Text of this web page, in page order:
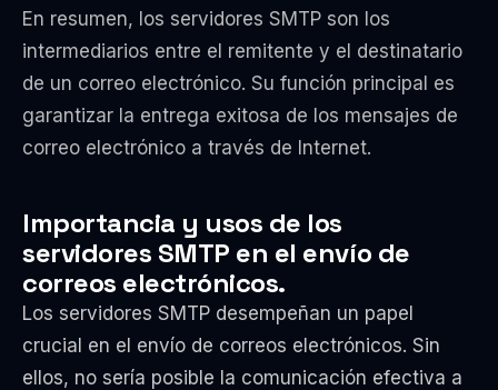
En resumen, los servidores SMTP son los
intermediarios entre el remitente y el destinatario
de un correo electrónico. Su función principal es
garantizar la entrega exitosa de los mensajes de
correo electrónico a través de Internet.
Importancia y usos de los
servidores SMTP en el envío de
correos electrónicos.
Los servidores SMTP desempeñan un papel
crucial en el envío de correos electrónicos. Sin
ellos, no sería posible la comunicación efectiva a